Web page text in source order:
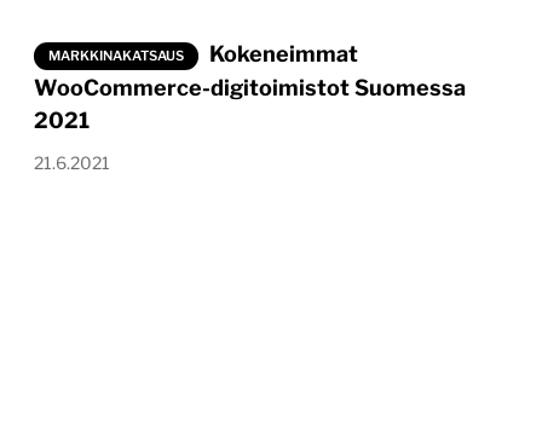
MARKKINAKATSAUS
Kokeneimmat
WooCommerce-digitoimistot Suomessa
2021
21.6.2021